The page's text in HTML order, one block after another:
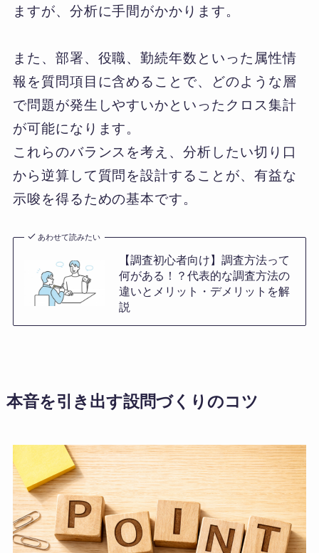
ますが、分析に手間がかかります。
また、部署、役職、勤続年数といった属性情
報を質問項目に含めることで、どのような層
で問題が発生しやすいかといったクロス集計
が可能になります。
これらのバランスを考え、分析したい切り口
から逆算して質問を設計することが、有益な
示唆を得るための基本です。
あわせて読みたい
【調査初心者向け】調査方法って
何がある！？代表的な調査方法の
違いとメリット・デメリットを解
説
本音を引き出す設問づくりのコツ